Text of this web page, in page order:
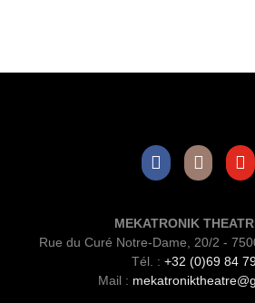
MEKATRONIK
Rue du Curé Notre-Dame, 20/2 -
Tél. : +32 (0)69 84
Mail :